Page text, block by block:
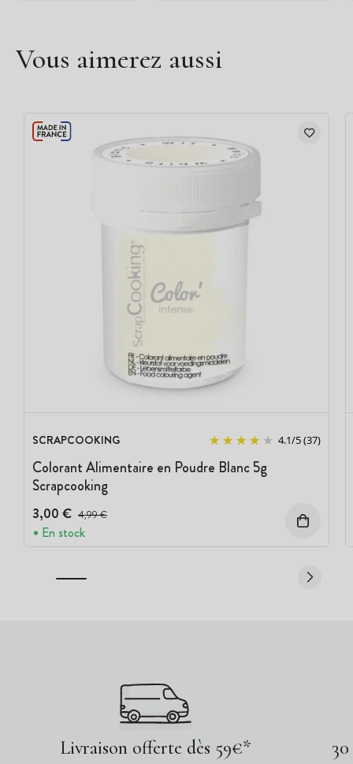
Vous aimerez aussi
SCRAPCOOKING 4.1/5(37)
Colorant Alimentaire en Poudre Blanc 5g
Scrapcooking
3,00 € Prix avant réduction :
4,99 €
En stock
Livraison offerte dès 59€*